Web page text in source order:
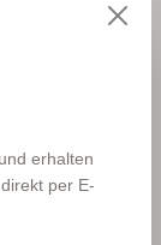
erhalten
per E-